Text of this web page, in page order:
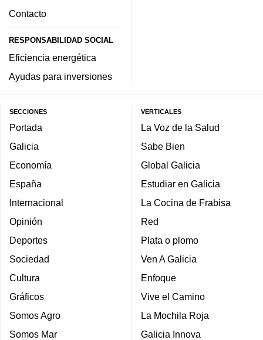
Contacto
RESPONSABILIDAD SOCIAL
Eficiencia energética
Ayudas para inversiones
SECCIONES
Portada
Galicia
Economía
España
Internacional
Opinión
Deportes
Sociedad
Cultura
Gráficos
Somos Agro
Somos Mar
VERTICALES
La Voz de la Salud
Sabe Bien
Global Galicia
Estudiar en Galicia
La Cocina de Frabisa
Red
Plata o plomo
Ven A Galicia
Enfoque
Vive el Camino
La Mochila Roja
Galicia Innova